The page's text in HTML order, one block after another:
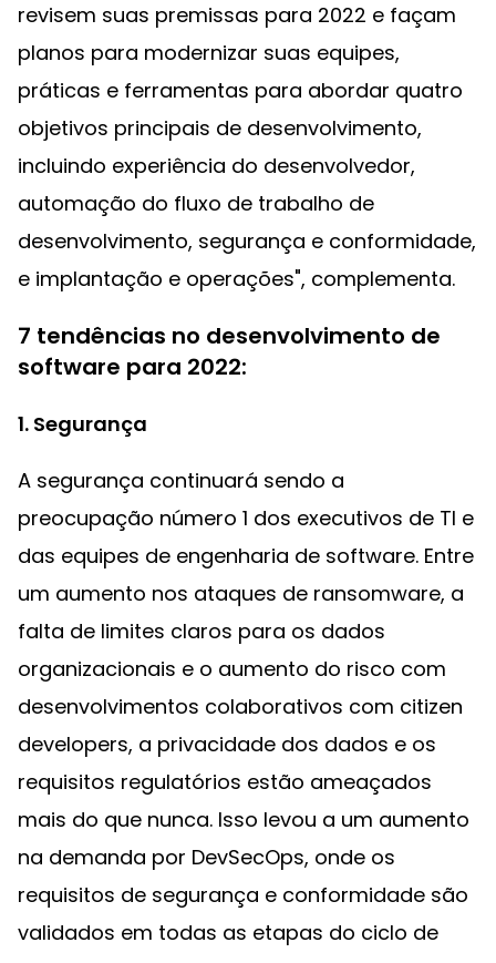
revisem suas premissas para 2022 e façam
planos para modernizar suas equipes,
práticas e ferramentas para abordar quatro
objetivos principais de desenvolvimento,
incluindo experiência do desenvolvedor,
automação do fluxo de trabalho de
desenvolvimento, segurança e conformidade,
e implantação e operações", complementa.
7 tendências no desenvolvimento de
software para 2022:
1. Segurança
A segurança continuará sendo a
preocupação número 1 dos executivos de TI e
das equipes de engenharia de software. Entre
um aumento nos ataques de ransomware, a
falta de limites claros para os dados
organizacionais e o aumento do risco com
desenvolvimentos colaborativos com citizen
developers, a privacidade dos dados e os
requisitos regulatórios estão ameaçados
mais do que nunca. Isso levou a um aumento
na demanda por DevSecOps, onde os
requisitos de segurança e conformidade são
validados em todas as etapas do ciclo de